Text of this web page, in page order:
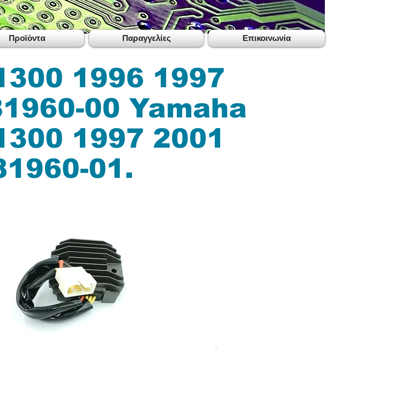
1996 1997
00 Yamaha
1997 2001
01.
Προϊόντα Παραγγελίες Επικοινωνία